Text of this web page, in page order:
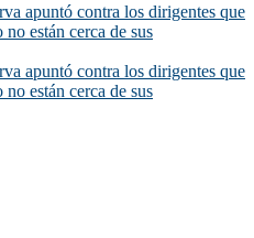
apuntó contra los dirigentes que
están cerca de sus
apuntó contra los dirigentes que
están cerca de sus